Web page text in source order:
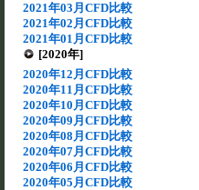
2021年03月CFD比較
2021年02月CFD比較
2021年01月CFD比較
[2020年]
2020年12月CFD比較
2020年11月CFD比較
2020年10月CFD比較
2020年09月CFD比較
2020年08月CFD比較
2020年07月CFD比較
2020年06月CFD比較
2020年05月CFD比較